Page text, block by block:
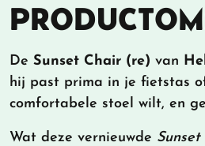
De Sunset Chair (re) van
hij past prima in je fietstas
comfortabele stoel wilt, en
Wat deze vernieuwde